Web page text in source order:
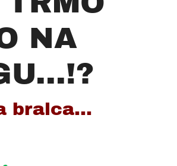
NA
bralca...